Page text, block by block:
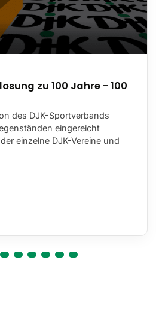
zu 100 Jahre - 100
des DJK-Sportverbands
eingereicht
einzelne DJK-Vereine und